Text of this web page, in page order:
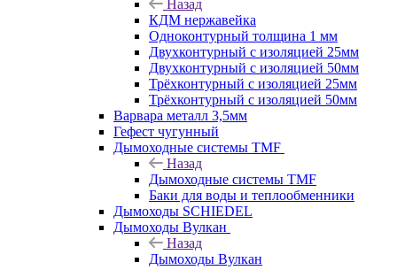
Назад
КДМ нержавейка
Одноконтурный толщина 1 мм
Двухконтурный с изоляцией 25мм
Двухконтурный с изоляцией 50мм
Трёхконтурный с изоляцией 25мм
Трёхконтурный с изоляцией 50мм
Варвара металл 3,5мм
Гефест чугунный
Дымоходные системы TMF
Назад
Дымоходные системы TMF
Баки для воды и теплообменники
Дымоходы SCHIEDEL
Дымоходы Вулкан
Назад
Дымоходы Вулкан